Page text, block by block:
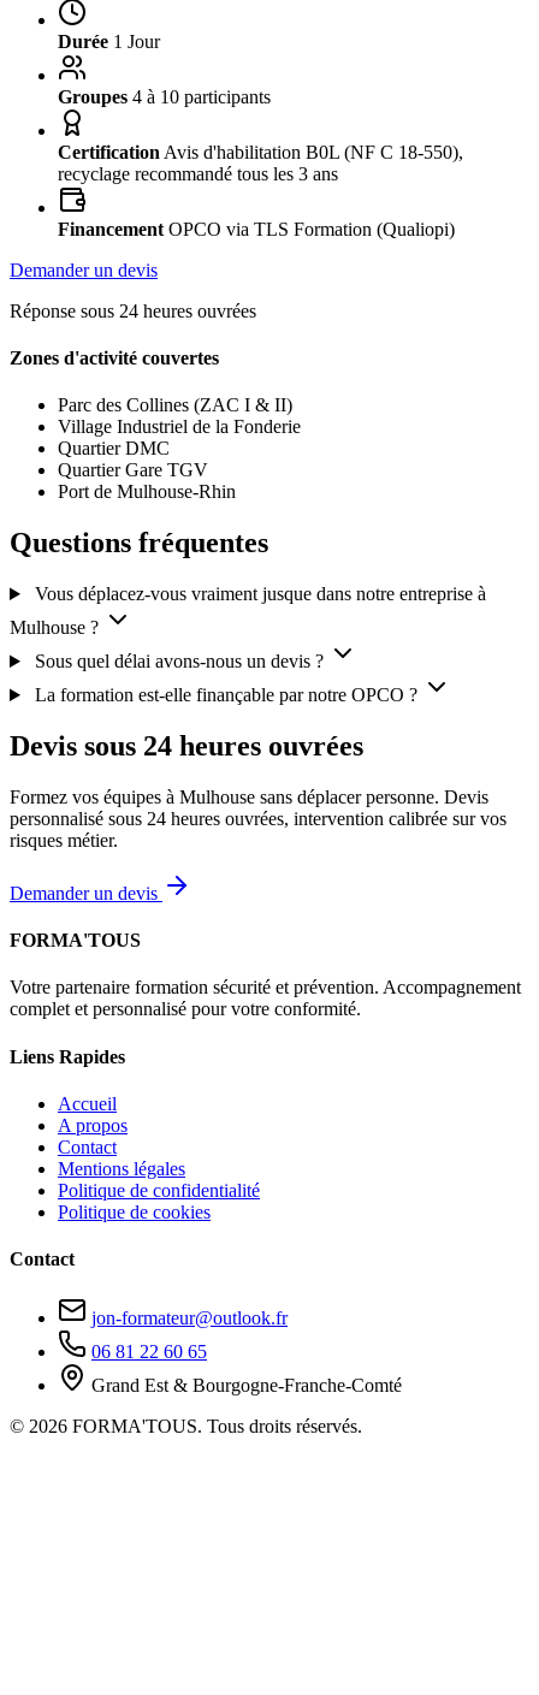
Durée 1 Jour
Groupes 4 à 10 participants
Certification Avis d'habilitation B0L (NF C 18-550),
recyclage recommandé tous les 3 ans
Financement OPCO via TLS Formation (Qualiopi)
Demander un devis
Réponse sous 24 heures ouvrées
Zones d'activité couvertes
Parc des Collines (ZAC I & II)
Village Industriel de la Fonderie
Quartier DMC
Quartier Gare TGV
Port de Mulhouse-Rhin
Questions fréquentes
Vous déplacez-vous vraiment jusque dans notre entreprise à
Mulhouse ?
Sous quel délai avons-nous un devis ?
La formation est-elle finançable par notre OPCO ?
Devis sous 24 heures ouvrées
Formez vos équipes à Mulhouse sans déplacer personne. Devis
personnalisé sous 24 heures ouvrées, intervention calibrée sur vos
risques métier.
Demander un devis
FORMA'TOUS
Votre partenaire formation sécurité et prévention. Accompagnement
complet et personnalisé pour votre conformité.
Liens Rapides
Accueil
A propos
Contact
Mentions légales
Politique de confidentialité
Politique de cookies
Contact
jon-formateur@outlook.fr
06 81 22 60 65
Grand Est & Bourgogne-Franche-Comté
© 2026 FORMA'TOUS. Tous droits réservés.